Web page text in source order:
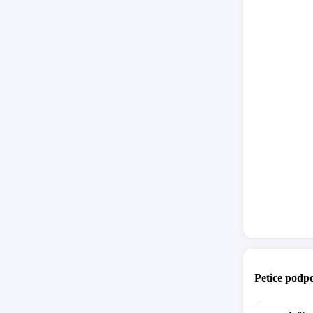
- Úzká
Petice